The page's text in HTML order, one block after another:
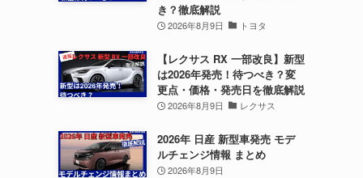
き？徹底解説
2026年8月9日 トヨタ
【レクサス RX 一部改良】新型
は2026年発売！待つべき？変
更点・価格・発売日を徹底解説
2026年8月9日 レクサス
2026年 日産 新型車発売 モデ
ルチェンジ情報 まとめ
2026年8月9日